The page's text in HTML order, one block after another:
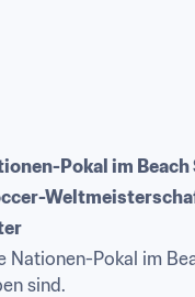
Pokal im Beach
Pokal im
sind.